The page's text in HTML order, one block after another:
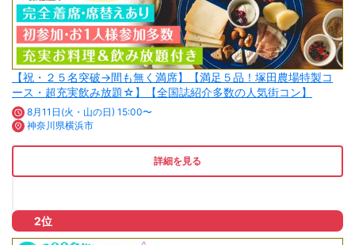
【祝・２５名突破→間も無く満席】【満足５品！塚田農場特製コ
ース・超充実飲み放題☆】【全国誌紹介多数の人気街コン】
8月11日(火・山の日) 15:00〜
神奈川県横浜市
詳細を見る
2位